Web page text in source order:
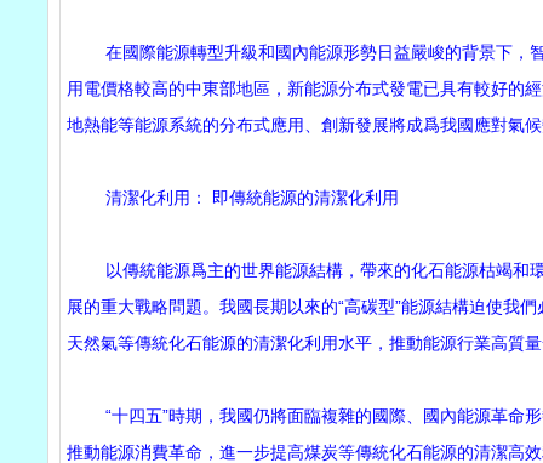
在國際能源轉型升級和國內能源形勢日益嚴峻的背景下，
用電價格較高的中東部地區，新能源分布式發電已具有較好的
地熱能等能源系統的分布式應用、創新發展將成爲我國應對氣
清潔化利用： 即傳統能源的清潔化利用
以傳統能源爲主的世界能源結構，帶來的化石能源枯竭和
展的重大戰略問題。我國長期以來的“高碳型”能源結構迫使我
天然氣等傳統化石能源的清潔化利用水平，推動能源行業高質
“十四五”時期，我國仍將面臨複雜的國際、國內能源革命
推動能源消費革命，進一步提高煤炭等傳統化石能源的清潔高